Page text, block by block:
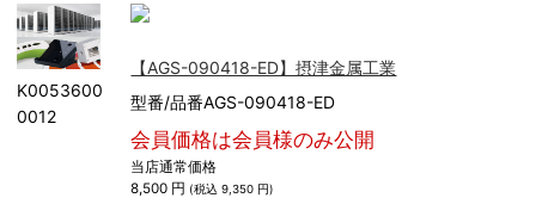
K0053600
0012
【AGS-090418-ED】摂津金属工業
型番/品番AGS-090418-ED
会員価格は会員様のみ公開
当店通常価格
8,500 円 (税込 9,350 円)